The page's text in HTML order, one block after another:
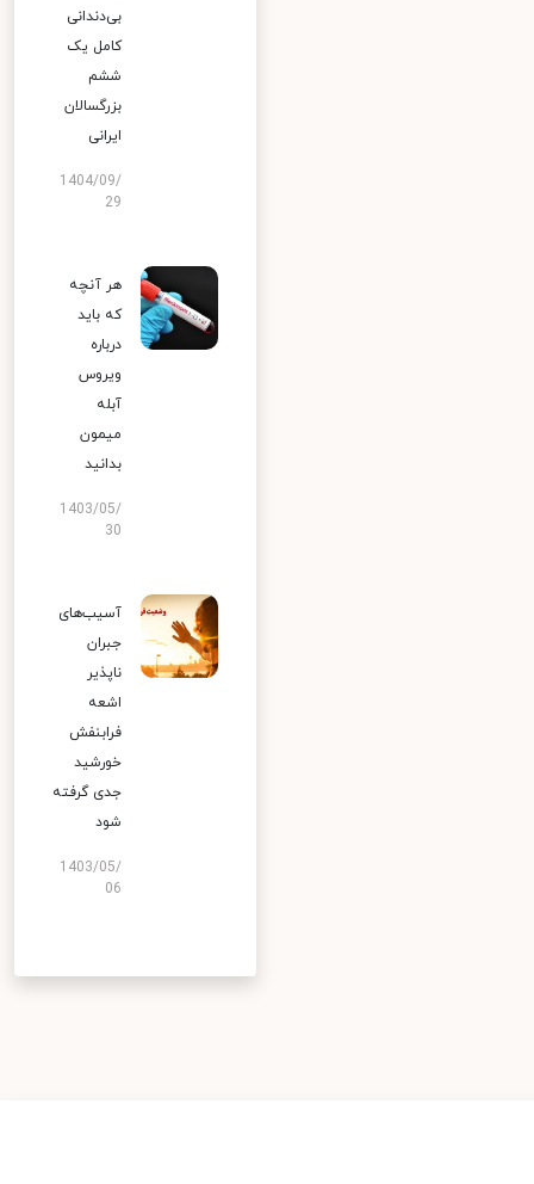
بی‌دندانی
کامل یک
ششم
بزرگسالان
ایرانی
1404/09/
29
هر آنچه
که باید
درباره
ویروس
آبله
میمون
بدانید
1403/05/
30
آسیب‌های
جبران
ناپذیر
اشعه
فرابنفش
خورشید
جدی گرفته
شود
1403/05/
06